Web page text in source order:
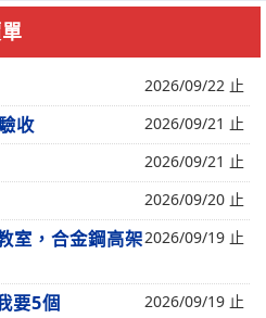
2026/09/22 止
收 2026/09/21 止
2026/09/21 止
2026/09/20 止
室，合金鋼高架2026/09/19 止
要5個 2026/09/19 止